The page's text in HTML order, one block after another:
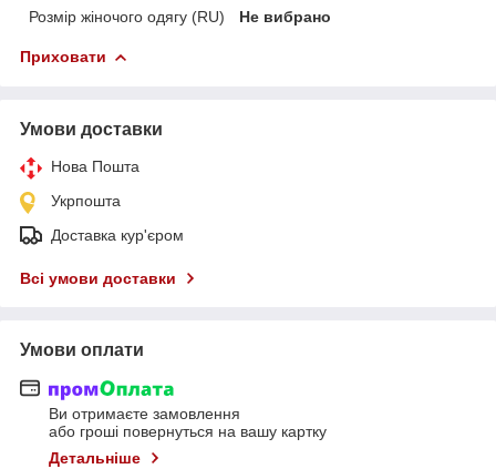
Розмір жіночого одягу (RU)
Не вибрано
Приховати
Умови доставки
Нова Пошта
Укрпошта
Доставка кур'єром
Всі умови доставки
Умови оплати
Ви отримаєте замовлення
або гроші повернуться на вашу картку
Детальніше